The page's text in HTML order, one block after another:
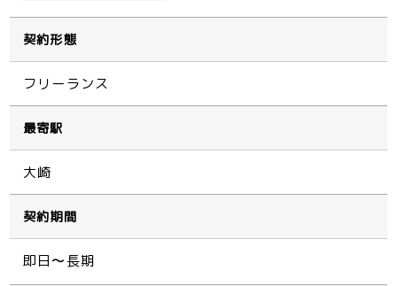
契約形態
フリーランス
最寄駅
大崎
契約期間
即日〜長期